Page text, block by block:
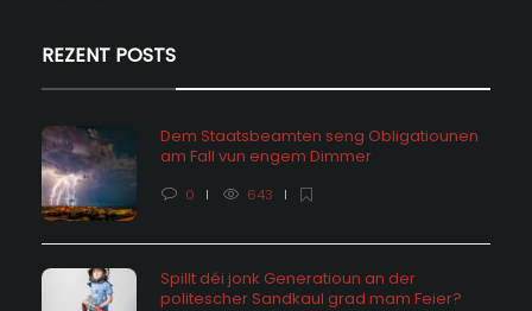
REZENT POSTS
Dem Staatsbeamten seng Obligatiounen
am Fall vun engem Dimmer
0 643
Spillt déi jonk Generatioun an der
politescher Sandkaul grad mam Feier?